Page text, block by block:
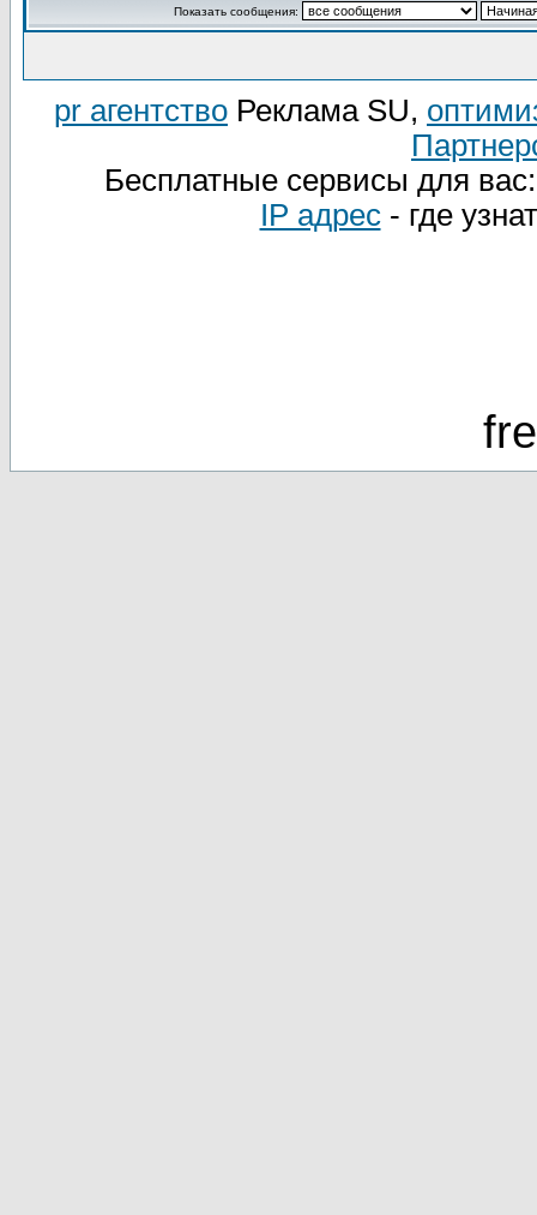
Показать сообщения:
pr агентство Реклама SU,
Бесплатные сервисы для
IP адрес- где